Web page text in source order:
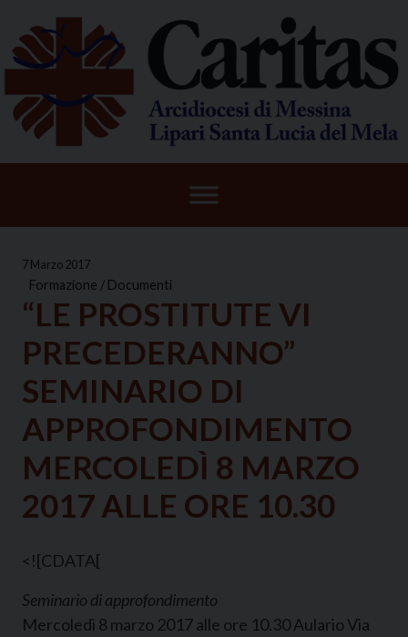
content
7 Marzo 2017
Formazione / Documenti
“LE PROSTITUTE VI
PRECEDERANNO”
SEMINARIO DI
APPROFONDIMENTO
MERCOLEDÌ 8 MARZO
2017 ALLE ORE 10.30
<![CDATA[
Seminario di approfondimento
Mercoledì 8 marzo 2017 alle ore 10.30 Aulario Via